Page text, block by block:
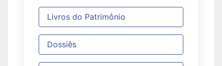
Livros do Patrimônio
Dossiês